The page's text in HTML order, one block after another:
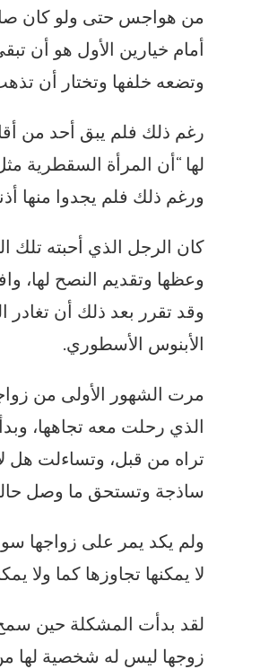
من هواجس حتى ولو كان
أمام خيارين الأول هو أن
وتضعه خلفها وتختار أن
رغم ذلك فلم يبق أحد من
لها “أن المرأة السقطرية
ورغم ذلك فلم يجدوا منها
كان الرجل الذي أحبته تلك
وعظها وتقديم النصح لها،
وقد تقرر بعد ذلك أن
الأبنوس الأسطوري.
مرت الشهور الأولى من
الذي رحلت معه تجاهها،
تراه من قبل، وتساءلت هل
ساذجة وتستحق ما وصل
ولم يكد يمر على زواجها
لا يمكنها تجاوزها كما ولا
لقد بدأت المشكلة حين سمح
زوجها ليس له شخصية لها من